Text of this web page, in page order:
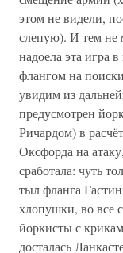
этом не видели,
слепую). И тем не
надоела эта игра
флангом на
увидим из
предусмотрен
Ричардом) в
Оксфорда на
сработала: чуть
тыл фланга
хлопушки, во все
йоркисты с
досталась